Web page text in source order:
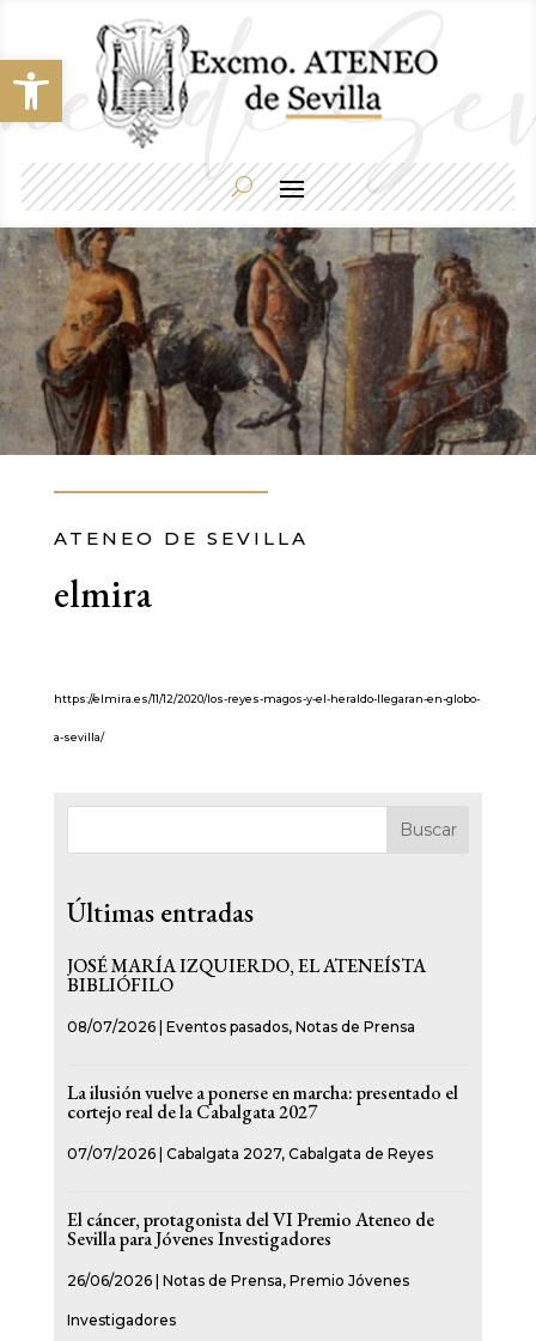
Abrir barra de herramientas
ATENEO DE SEVILLA
elmira
https://elmira.es/11/12/2020/los-reyes-magos-y-el-heraldo-llegaran-en-globo-
a-sevilla/
Buscar
Últimas entradas
JOSÉ MARÍA IZQUIERDO, EL ATENEÍSTA
BIBLIÓFILO
08/07/2026| Eventos pasados, Notas de Prensa
La ilusión vuelve a ponerse en marcha: presentado el
cortejo real de la Cabalgata 2027
07/07/2026| Cabalgata 2027, Cabalgata de Reyes
El cáncer, protagonista del VI Premio Ateneo de
Sevilla para Jóvenes Investigadores
26/06/2026| Notas de Prensa, Premio Jóvenes
Investigadores